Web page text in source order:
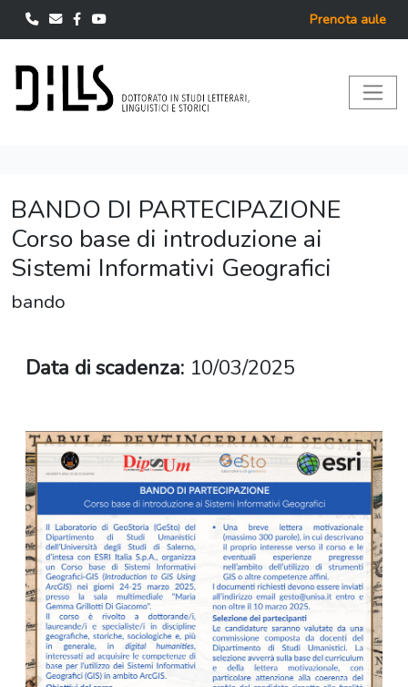
Prenota aule
BANDO DI PARTECIPAZIONE
Corso base di introduzione ai
Sistemi Informativi Geografici
bando
Data di scadenza: 10/03/2025